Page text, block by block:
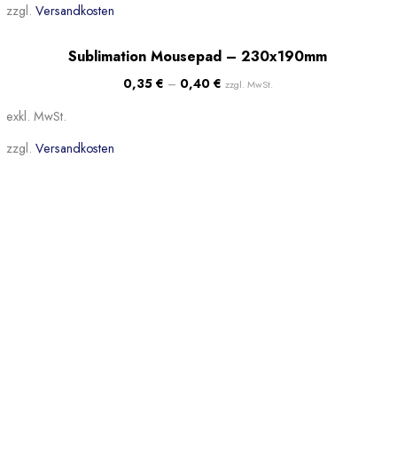
zzgl. Versandkosten
Sublimation Mousepad – 230x190mm
0,35 € – 0,40 € zzgl. MwSt.
exkl. MwSt.
zzgl. Versandkosten